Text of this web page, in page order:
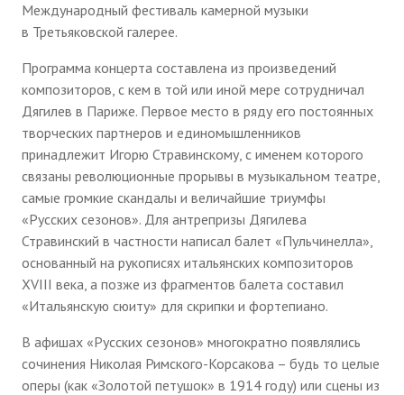
Международный фестиваль камерной музыки
в Третьяковской галерее.
Программа концерта составлена из произведений
композиторов, с кем в той или иной мере сотрудничал
Дягилев в Париже. Первое место в ряду его постоянных
творческих партнеров и единомышленников
принадлежит Игорю Стравинскому, с именем которого
связаны революционные прорывы в музыкальном театре,
самые громкие скандалы и величайшие триумфы
«Русских сезонов». Для антрепризы Дягилева
Стравинский в частности написал балет «Пульчинелла»,
основанный на рукописях итальянских композиторов
XVIII века, а позже из фрагментов балета составил
«Итальянскую сюиту» для скрипки и фортепиано.
В афишах «Русских сезонов» многократно появлялись
сочинения Николая Римского-Корсакова – будь то целые
оперы (как «Золотой петушок» в 1914 году) или сцены из